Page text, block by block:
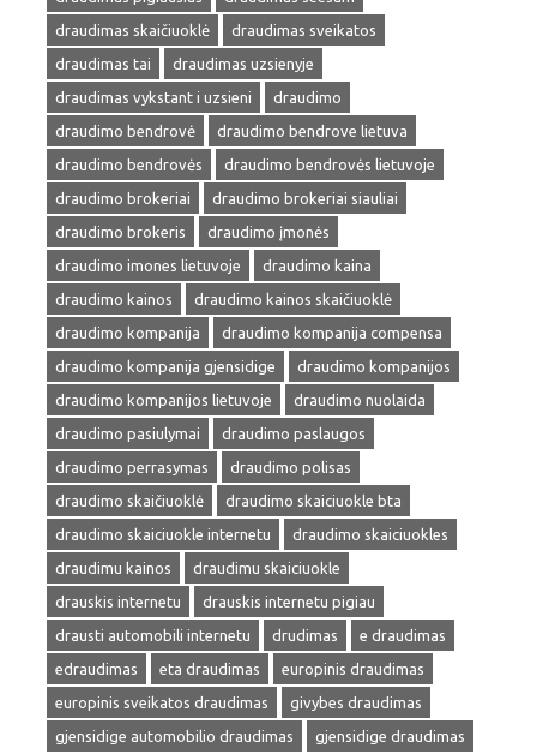
draudimas skaičiuoklė
draudimas sveikatos
draudimas tai
draudimas uzsienyje
draudimas vykstant i uzsieni
draudimo
draudimo bendrovė
draudimo bendrove lietuva
draudimo bendrovės
draudimo bendrovės lietuvoje
draudimo brokeriai
draudimo brokeriai siauliai
draudimo brokeris
draudimo įmonės
draudimo imones lietuvoje
draudimo kaina
draudimo kainos
draudimo kainos skaičiuoklė
draudimo kompanija
draudimo kompanija compensa
draudimo kompanija gjensidige
draudimo kompanijos
draudimo kompanijos lietuvoje
draudimo nuolaida
draudimo pasiulymai
draudimo paslaugos
draudimo perrasymas
draudimo polisas
draudimo skaičiuoklė
draudimo skaiciuokle bta
draudimo skaiciuokle internetu
draudimo skaiciuokles
draudimu kainos
draudimu skaiciuokle
drauskis internetu
drauskis internetu pigiau
drausti automobili internetu
drudimas
e draudimas
edraudimas
eta draudimas
europinis draudimas
europinis sveikatos draudimas
givybes draudimas
gjensidige automobilio draudimas
gjensidige draudimas